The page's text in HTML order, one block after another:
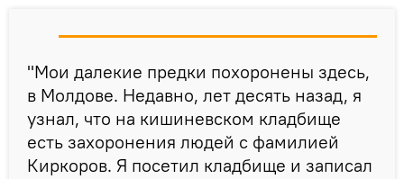
"Мои далекие предки похоронены здесь,
в Молдове. Недавно, лет десять назад, я
узнал, что на кишиневском кладбище
есть захоронения людей с фамилией
Киркоров. Я посетил кладбище и записал